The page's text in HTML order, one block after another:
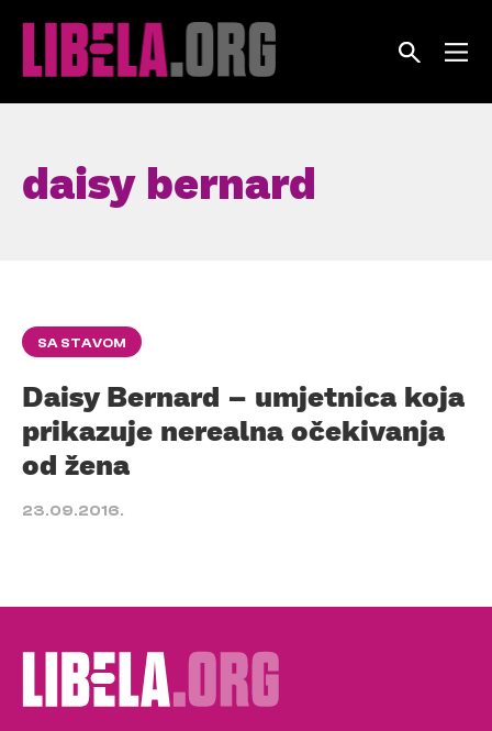
daisy bernard
SA STAVOM
Daisy Bernard – umjetnica koja
prikazuje nerealna očekivanja
od žena
23.09.2016.